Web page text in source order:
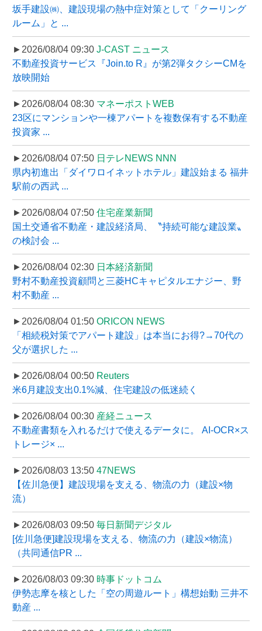
坂手建設㈱、建設現場の熱中症対策として「クーリング
ルーム」と ...
►2026/08/04 09:30 J-CAST ニュース
不動産投資サービス『Join.to R』が第2弾タクシーCMを
放映開始
►2026/08/04 08:30 マネーポストWEB
23区にマンションや一棟アパートを複数保有する不動産
投資家 ...
►2026/08/04 07:50 日テレNEWS NNN
県内初進出「ダイワロイネットホテル」建設始まる 福井
駅前の西武 ...
►2026/08/04 07:50 住宅産業新聞
国土交通省不動産・建設経済局、〝持続可能な建設業〟
の検討会 ...
►2026/08/04 02:30 日本経済新聞
野村不動産投資顧問と三菱HCキャピタルエナジー、野
村不動産 ...
►2026/08/04 01:50 ORICON NEWS
「相続税対策でアパート建設」は本当にお得?→70代の
父が選択した ...
►2026/08/04 00:50 Reuters
米6月建設支出0.1%減、住宅建設の低迷続く
►2026/08/04 00:30 産経ニュース
不動産書類を入れるだけで使えるデータに。 AI-OCR×ス
トレージ× ...
►2026/08/03 13:50 47NEWS
【佐川急便】建設現場を支える、物流の力（建設×物
流）
►2026/08/03 09:50 毎日新聞デジタル
[佐川急便]建設現場を支える、物流の力（建設×物流）
（共同通信PR ...
►2026/08/03 09:30 時事ドットコム
伊勢志摩を核とした「空の周遊ルート」構想始動 三井不
動産 ...